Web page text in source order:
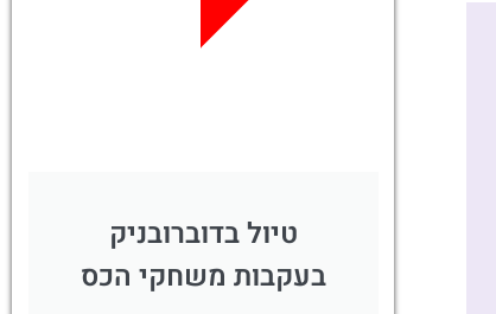
לחצו פה!
טיול בדוברובניק
בעקבות משחקי הכס